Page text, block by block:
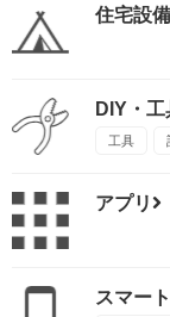
住宅設
DIY・工
工具
アプリ
スマー